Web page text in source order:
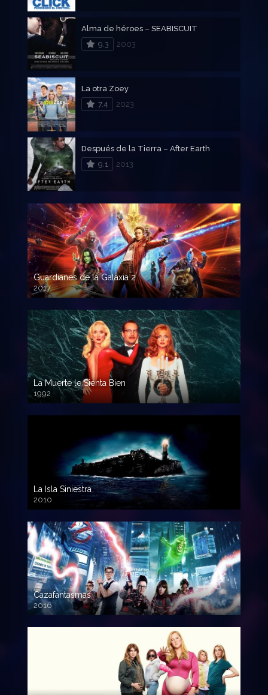
Alma de héroes – SEABISCUIT
9.3
2003
La otra Zoey
7.4
2023
Después de la Tierra – After Earth
9.1
2013
Guardianes de la Galaxia 2
2017
720p HD
La Muerte le Sienta Bien
1992
720p HD
La Isla Siniestra
2010
720p HD
Cazafantasmas
2016
720p HD